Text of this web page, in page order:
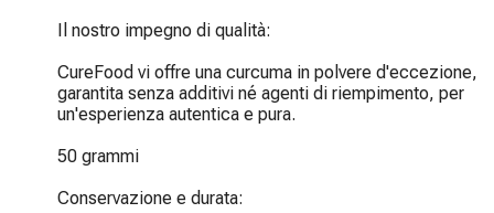
Il nostro impegno di qualità:
CureFood vi offre una curcuma in polvere d'eccezione,
garantita senza additivi né agenti di riempimento, per
un'esperienza autentica e pura.
50 grammi
Conservazione e durata: